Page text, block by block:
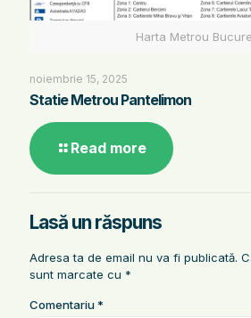
Harta Metrou
noiembrie 15, 2025
Statie Metrou Pantelimon
Read more
Lasă un răspuns
Adresa ta de email nu va fi publicată.
sunt marcate cu *
Comentariu*